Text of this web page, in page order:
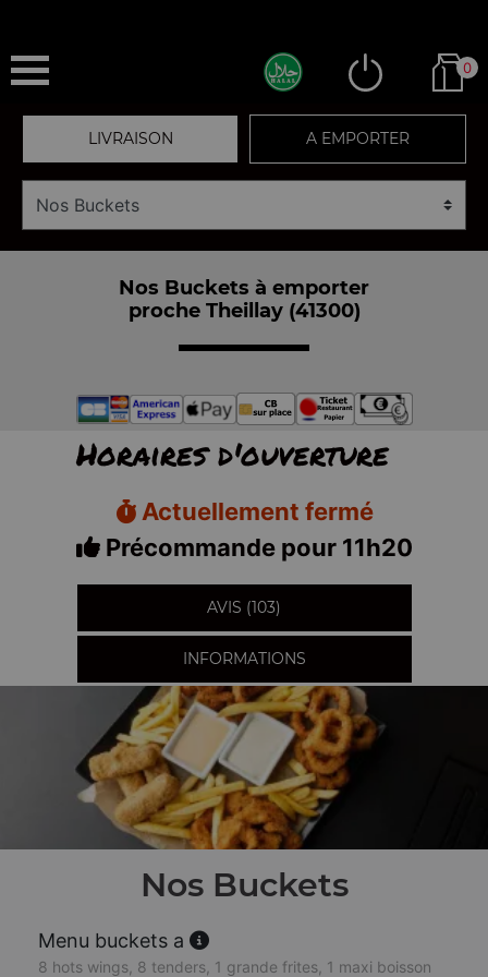
0
LIVRAISON A EMPORTER
Nos Buckets à emporter
proche Theillay (41300)
Horaires d'ouverture
Actuellement fermé
Précommande pour 11h20
AVIS (103)
INFORMATIONS
Nos Buckets
Menu buckets a
8 hots wings, 8 tenders, 1 grande frites, 1 maxi boisson